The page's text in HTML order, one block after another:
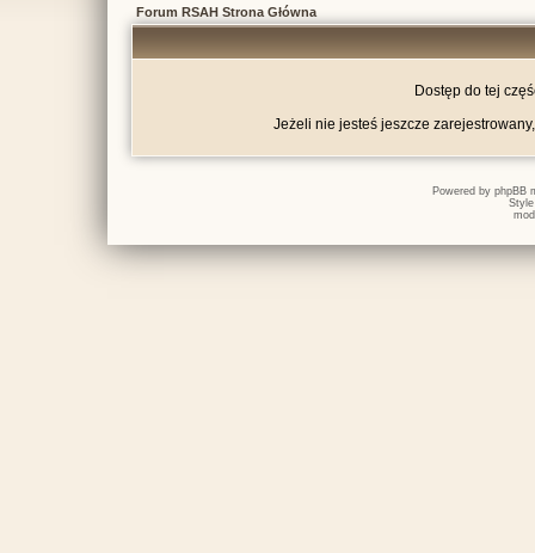
Forum RSAH Strona Główna
Dostęp do tej
Jeżeli nie jesteś jeszcze
Powered by phpBB